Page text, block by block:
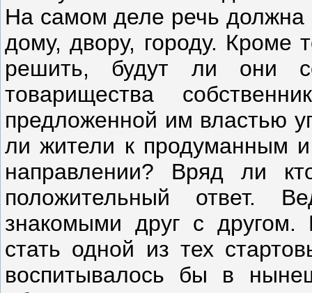
На самом деле речь должна
дому, двору, городу. Кроме
решить, будут ли они
товарищества
предложенной им властью
ли жители к продуманным
направлении? Вряд ли
положительный ответ.
знакомыми друг с другом.
стать одной из тех
воспитывалось бы в